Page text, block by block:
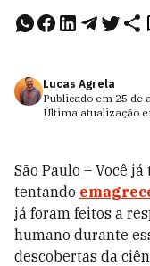
Lucas Agrela
Publicado em 25 de
Última atualização
São Paulo – Você
tentando
já foram feitos a
humano durante
descobertas da